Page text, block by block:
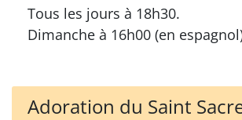
Tous les jours à 18h30.
Dimanche à 16h00 (en
Adoration du Saint